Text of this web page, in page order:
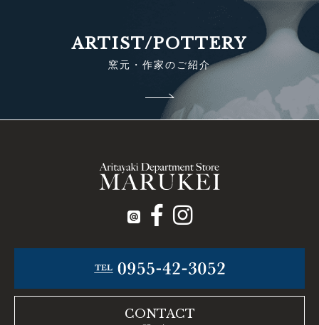
ARTIST/POTTERY
窯元・作家のご紹介
CONTACT